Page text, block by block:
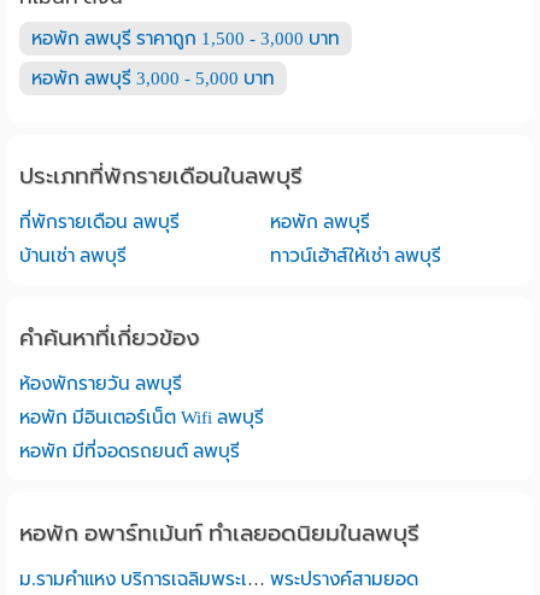
หอพัก ลพบุรี ราคาถูก 1,500 - 3,000 บาท
หอพัก ลพบุรี 3,000 - 5,000 บาท
ประเภทที่พักรายเดือนในลพบุรี
ที่พักรายเดือน ลพบุรี
หอพัก ลพบุรี
บ้านเช่า ลพบุรี
ทาวน์เฮ้าส์ให้เช่า ลพบุรี
คำค้นหาที่เกี่ยวข้อง
ห้องพักรายวัน ลพบุรี
หอพัก มีอินเตอร์เน็ต Wifi ลพบุรี
หอพัก มีที่จอดรถยนต์ ลพบุรี
หอพัก อพาร์ทเม้นท์ ทำเลยอดนิยมในลพบุรี
ม.รามคำแหง บริการเฉลิมพระเกียรติ ลพบุรี พระปรางค์สามยอด